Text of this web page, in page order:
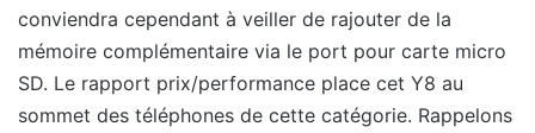
conviendra cependant à veiller de rajouter de la
mémoire complémentaire via le port pour carte micro
SD. Le rapport prix/performance place cet Y8 au
sommet des téléphones de cette catégorie. Rappelons